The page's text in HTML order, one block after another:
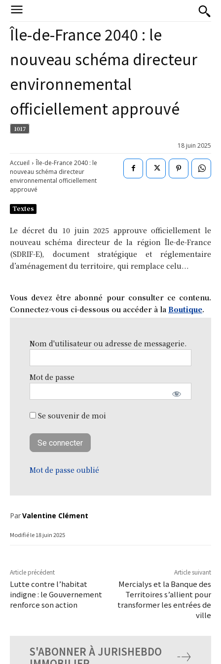
Île-de-France 2040 : le
nouveau schéma directeur
environnemental
officiellement approuvé
1017
18 juin 2025
Accueil
Île-de-France 2040 : le
nouveau schéma directeur
environnemental officiellement
approuvé
Textes
Le décret du 10 juin 2025 approuve officiellement le
nouveau schéma directeur de la région Île-de-France
(SDRIF-E), document stratégique et réglementaire
d’aménagement du territoire, qui remplace celu...
Vous devez être abonné pour consulter ce contenu.
Connectez-vous ci-dessous ou accéder à la Boutique.
Nom d'utilisateur ou adresse de messagerie.
Mot de passe
Se souvenir de moi
Mot de passe oublié
ParValentine Clément
Modifié le18 juin 2025
Article précédent
Lutte contre l’habitat
indigne : le Gouvernement
renforce son action
Article suivant
Mercialys et la Banque des
Territoires s’allient pour
transformer les entrées de
ville
S'ABONNER À JURISHEBDO